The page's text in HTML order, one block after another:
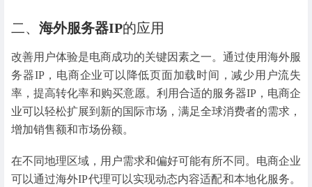
二、 海外服务器IP的应用
改善用户体验是电商成功的关键因素之一。通过使用海外服
务器IP，电商企业可以降低页面加载时间，减少用户流失
率，提高转化率和购买意愿。利用合适的服务器IP，电商企
业可以轻松扩展到新的国际市场，满足全球消费者的需求，
增加销售额和市场份额。
在不同地理区域，用户需求和偏好可能有所不同。电商企业
可以通过海外IP代理可以实现动态内容适配和本地化服务。